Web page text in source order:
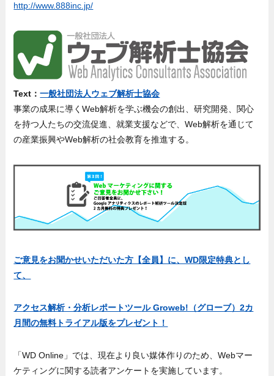
http://www.888inc.jp/
Text：一般社団法人ウェブ解析士協会
事業の成果に導くWeb解析を学ぶ機会の創出、研究開発、関心
を持つ人たちの交流促進、就業支援などで、Web解析を通じて
の産業振興やWeb解析の社会教育を推進する。
ご意見をお聞かせいただいた方【全員】に、WD限定特典とし
て、
アクセス解析・分析レポートツール Groweb!（グローブ）2カ
月間の無料トライアル版をプレゼント！
「WD Online」では、現在より良い媒体作りのため、Webマー
ケティングに関する読者アンケートを実施しています。